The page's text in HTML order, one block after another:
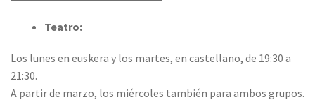
Teatro:
Los lunes en euskera y los martes, en castellano, de 19:30 a
21:30.
A partir de marzo, los miércoles también para ambos grupos.